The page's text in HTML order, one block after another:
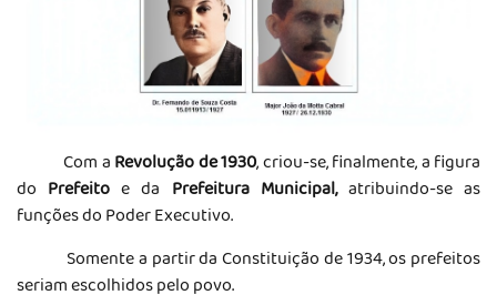
Com a Revolução de 1930, criou-se, finalmente, a figura
do Prefeitoe da Prefeitura Municipal,atribuindo-se as
funções do Poder Executivo.
Somente a partir da Constituição de 1934, os prefeitos
seriam escolhidos pelo povo.